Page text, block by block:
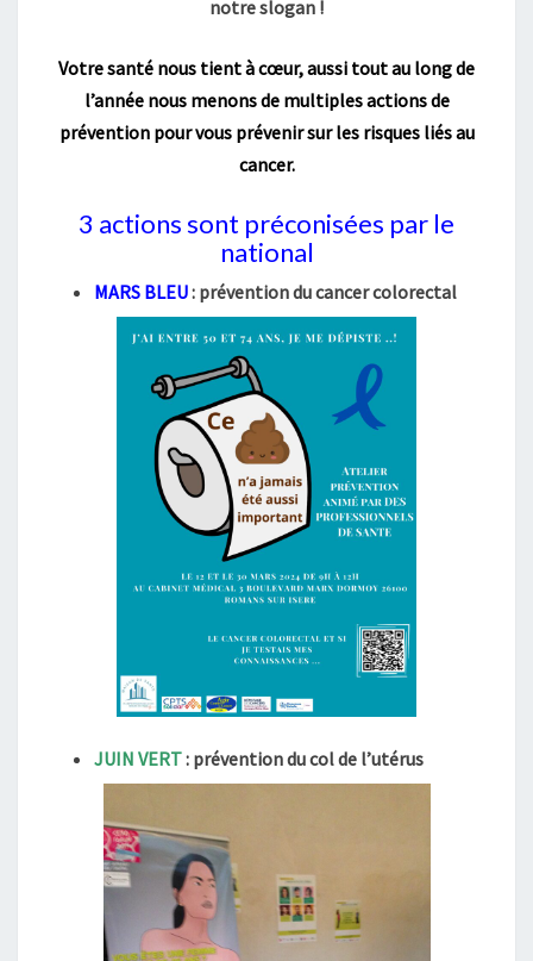
I
N
notre slogan !
Votre santé nous tient à cœur, aussi tout au long de
l’année nous menons de multiples actions de
prévention pour vous prévenir sur les risques liés au
cancer.
3 actions sont préconisées par le
national
MARS BLEU: prévention du cancer colorectal
JUIN VERT: prévention du col de l’utérus